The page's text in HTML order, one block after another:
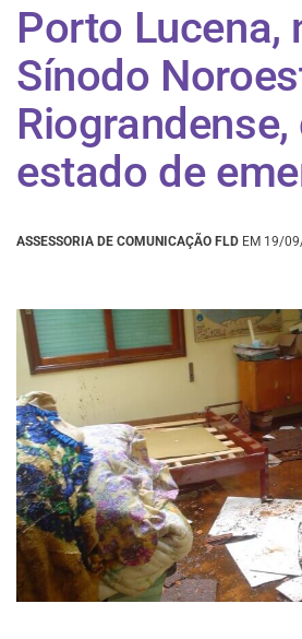
Porto Lucena,
Sínodo
estado de
ASSESSORIA DE COMUNICAÇÃO FLD EM 19/